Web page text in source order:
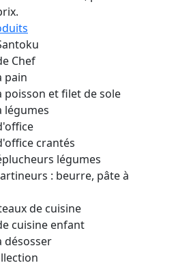
Chef
pain
poisson et filet de sole
légumes
crantés
légumes
: beurre, pâte à
de cuisine
cuisine enfant
désosser